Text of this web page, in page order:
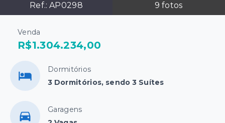
Ref.:AP0298 9 fotos
Venda
R$1.304.234,00
Dormitórios
3 Dormitórios, sendo 3 Suítes
Garagens